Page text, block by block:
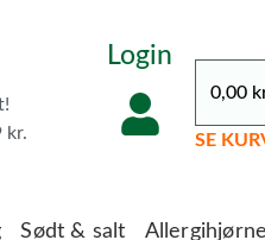
kr.
Login
0,00
SE
Sødt & salt